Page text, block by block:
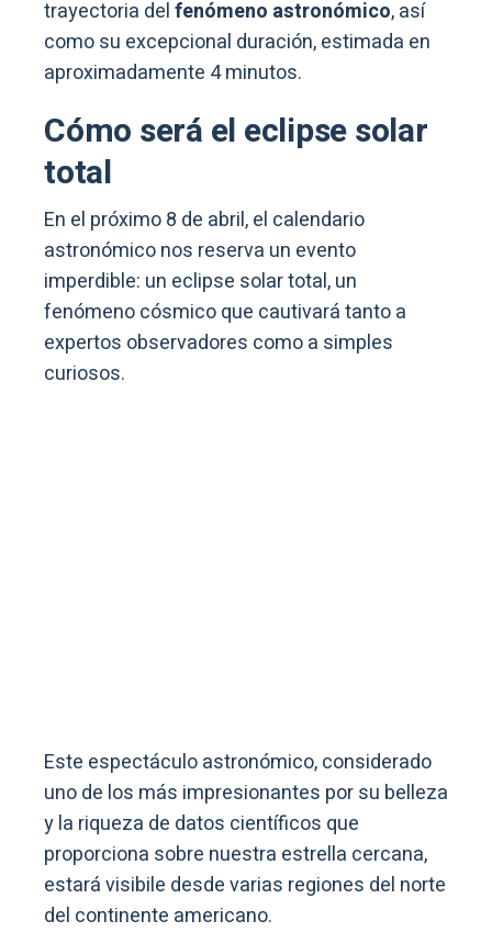
trayectoria delfenómeno astronómico, así
como su excepcional duración, estimada en
aproximadamente 4 minutos.
Cómo será el eclipse solar
total
En el próximo 8 de abril, el calendario
astronómico nos reserva un evento
imperdible: un eclipse solar total, un
fenómeno cósmico que cautivará tanto a
expertos observadores como a simples
curiosos.
Este espectáculo astronómico, considerado
uno de los más impresionantes por su belleza
y la riqueza de datos científicos que
proporciona sobre nuestra estrella cercana,
estará visibile desde varias regiones del norte
del continente americano.